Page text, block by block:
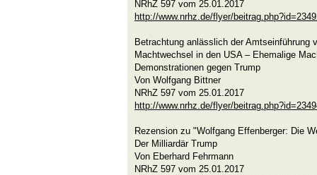
NRhZ 597 vom 25.01.2017
http://www.nrhz.de/flyer/
Betrachtung anlässlich der Amtseinführung
Machtwechsel in den USA – Ehemalige
Demonstrationen gegen Trump
Von Wolfgang Bittner
NRhZ 597 vom 25.01.2017
http://www.nrhz.de/flyer/
Rezension zu "Wolfgang Effenberger: Die
Der Milliardär Trump
Von Eberhard Fehrmann
NRhZ 597 vom 25.01.2017